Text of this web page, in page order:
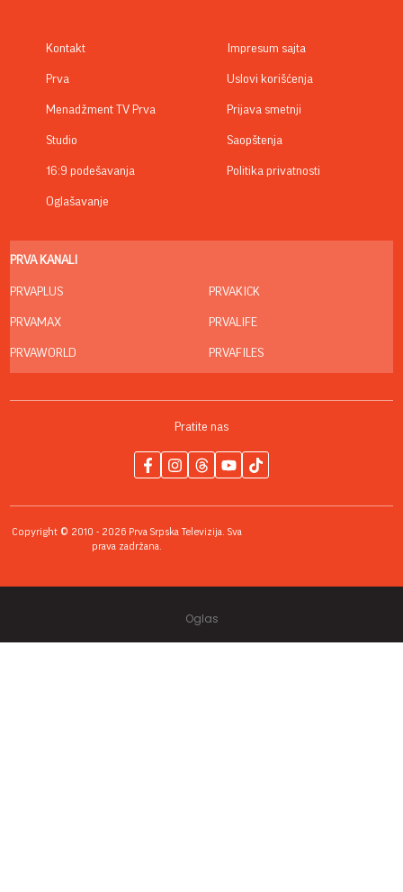
Kontakt
Prva
Menadžment TV Prva
Studio
16:9 podešavanja
Oglašavanje
Impresum sajta
Uslovi korišćenja
Prijava smetnji
Saopštenja
Politika privatnosti
PRVA KANALI
PRVAPLUS
PRVAMAX
PRVAWORLD
PRVAKICK
PRVALIFE
PRVAFILES
Pratite nas
Copyright © 2010 - 2026 Prva Srpska Televizija. Sva
prava zadržana.